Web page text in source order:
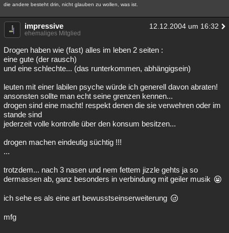
Lesenswert Schlüsselwörter
die andere besteht drin, nicht glauben zu wollen, was ist.
impressive 12.12.2004 um 16:32
ehemaliges Mitglied
Drogen haben wie (fast) alles im leben 2 seiten :
eine gute (der rausch)
und eine schlechte... (das runterkommen, abhängigsein)
leuten mit einer labilen psyche würde ich generell davon abraten!
ansonsten sollte man echt seine grenzen kennen...
drogen sind eine macht! respekt denen die sie verwehren oder im
stande sind
jederzeit volle kontrolle über den konsum besitzen...
drogen machen eindeutig süchtig !!!
...
trotzdem... nach 3 nasen und nem fettem jizzle gehts ja so
dermassen ab, ganz besonders in verbindung mit geiler musik
ich sehe es als eine art bewusstseinserweiterung
mfg